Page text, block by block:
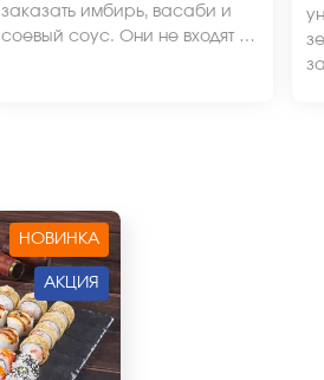
заказать имбирь, васаби и
соевый соус. Они не входят в
НОВИНКА
АКЦИЯ